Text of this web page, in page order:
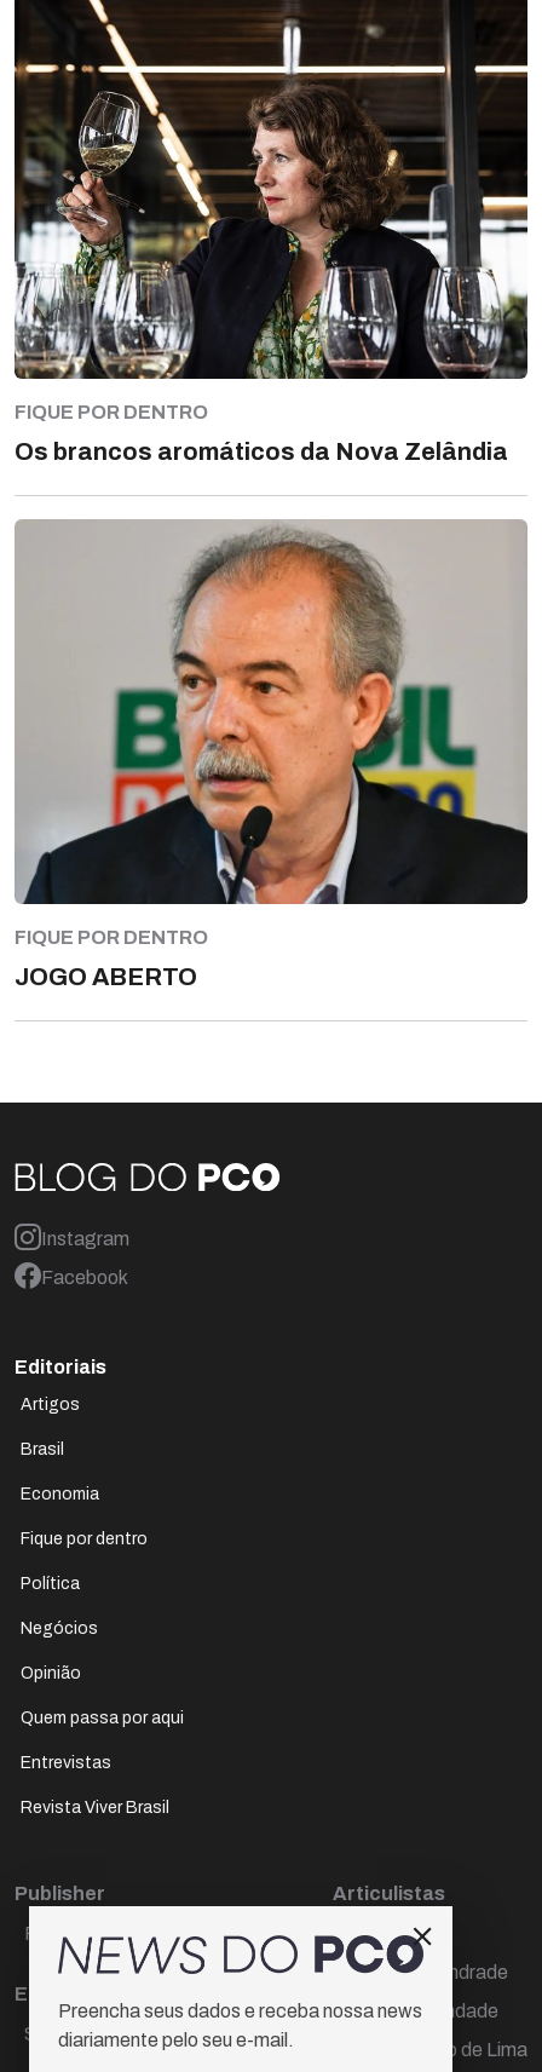
FIQUE POR DENTRO
Os brancos aromáticos da Nova Zelândia
FIQUE POR DENTRO
JOGO ABERTO
Instagram
Facebook
Editoriais
Artigos
Brasil
Economia
Fique por dentro
Política
Negócios
Opinião
Quem passa por aqui
Entrevistas
Revista Viver Brasil
Publisher
Paulo Cesar de Oliveira
Editora Chefe
Sueli Cotta
Articulistas
Décio Freire
Dr Marcos Andrade
Hamilton Trindade
Igor Carvalho de Lima
Preencha seus dados e receba nossa news
diariamente pelo seu e-mail.